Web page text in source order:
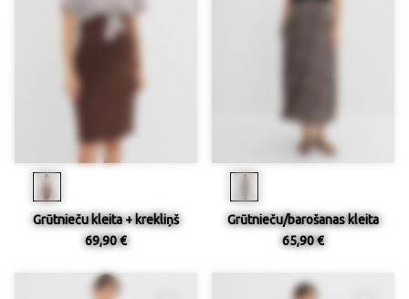
Grūtnieču kleita + krekliņš
69,90 €
Grūtnieču/barošanas kleita
65,90 €